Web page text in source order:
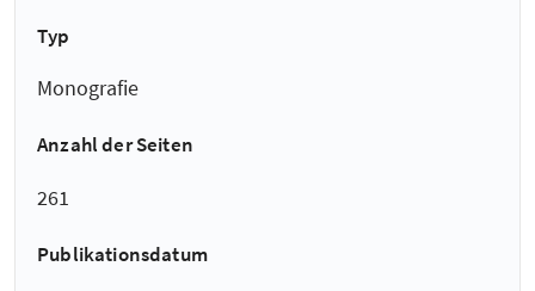
Typ
Monografie
Anzahl der Seiten
261
Publikationsdatum